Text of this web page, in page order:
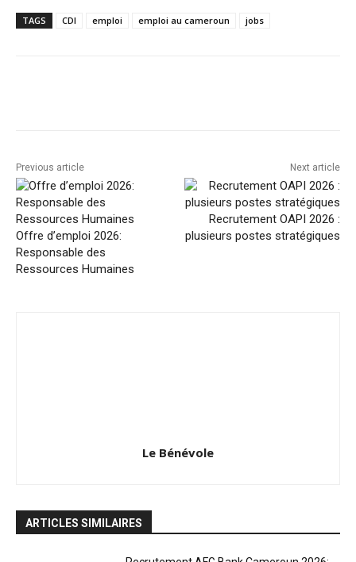
TAGS CDI emploi emploi au cameroun jobs
Previous article
Offre d’emploi 2026:
Responsable des
Ressources Humaines
Next article
Recrutement OAPI 2026 :
plusieurs postes stratégiques
Le Bénévole
ARTICLES SIMILAIRES